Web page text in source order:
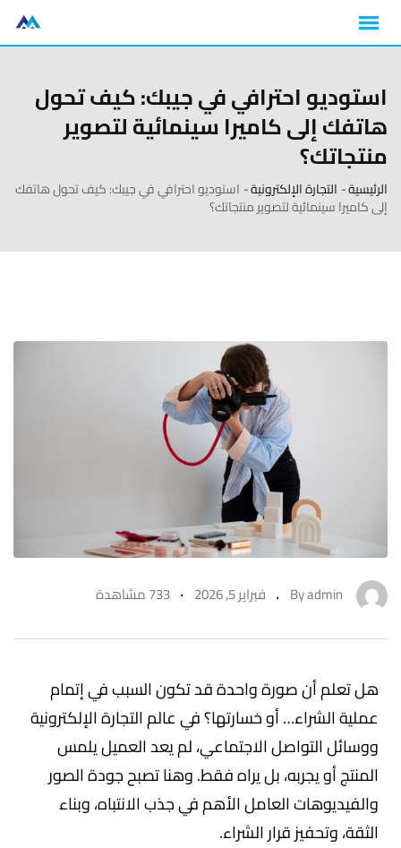
استوديو احترافي في جيبك: كيف تحول
هاتفك إلى كاميرا سينمائية لتصوير
منتجاتك؟
الرئيسية- التجارة الإلكترونية- استوديو احترافي في جيبك: كيف تحول هاتفك
إلى كاميرا سينمائية لتصوير منتجاتك؟
Byadmin فبراير 5, 2026 733 مشاهدة
هل تعلم أن صورة واحدة قد تكون السبب في إتمام
عملية الشراء… أو خسارتها؟ في عالم التجارة الإلكترونية
ووسائل التواصل الاجتماعي، لم يعد العميل يلمس
المنتج أو يجربه، بل يراه فقط. وهنا تصبح جودة الصور
والفيديوهات العامل الأهم في جذب الانتباه، وبناء
الثقة، وتحفيز قرار الشراء.